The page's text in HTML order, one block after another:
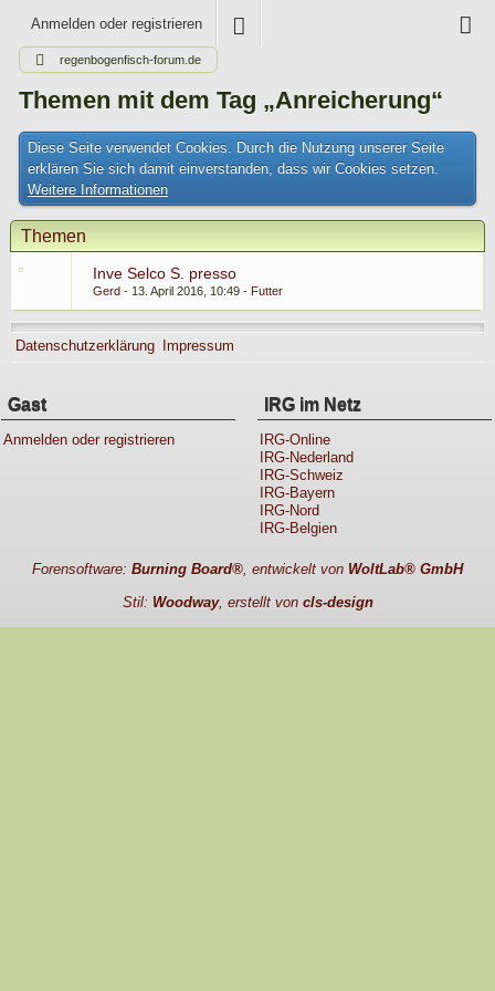
Anmelden oder registrieren
regenbogenfisch-forum.de
Themen mit dem Tag „Anreicherung“
Diese Seite verwendet Cookies. Durch die Nutzung unserer Seite
erklären Sie sich damit einverstanden, dass wir Cookies setzen.
Weitere Informationen
Themen
Inve Selco S. presso
Gerd 13. April 2016, 10:49 Futter
Datenschutzerklärung Impressum
Gast
Anmelden oder registrieren
IRG im Netz
IRG-Online
IRG-Nederland
IRG-Schweiz
IRG-Bayern
IRG-Nord
IRG-Belgien
Forensoftware: Burning Board®, entwickelt von WoltLab® GmbH
Stil: Woodway, erstellt von cls-design